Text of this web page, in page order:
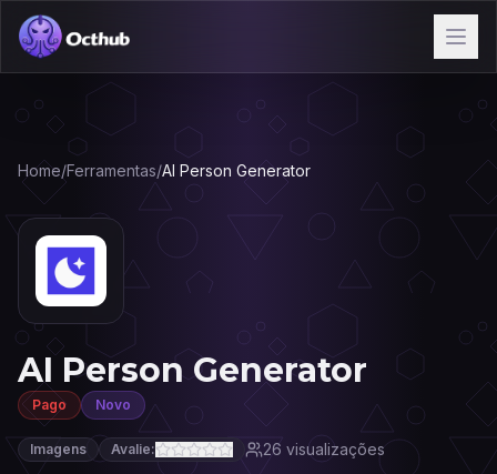
Home/Ferramentas/AI Person Generator
AI Person Generator
Pago Novo
Imagens Avalie: 26 visualizações